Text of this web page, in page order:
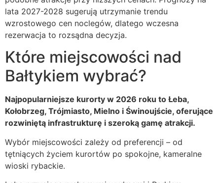
lata 2027-2028 sugerują utrzymanie trendu
wzrostowego cen noclegów, dlatego wczesna
rezerwacja to rozsądna decyzja.
Które miejscowości nad
Bałtykiem wybrać?
Najpopularniejsze kurorty w 2026 roku to Łeba,
Kołobrzeg, Trójmiasto, Mielno i Świnoujście, oferujące
rozwiniętą infrastrukturę i szeroką gamę atrakcji.
Wybór miejscowości zależy od preferencji – od
tętniących życiem kurortów po spokojne, kameralne
wioski rybackie.